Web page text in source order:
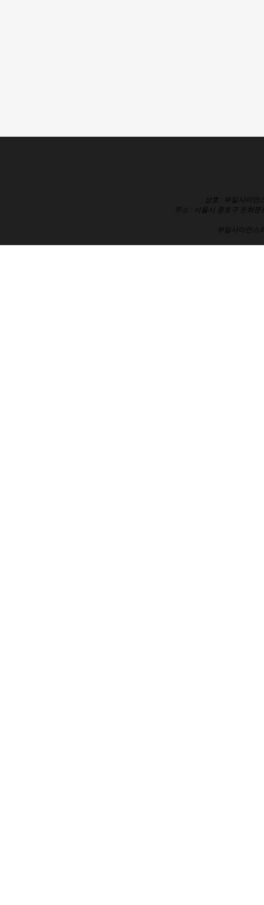
상호 : 부일사이언
주소 : 서울시 종로구 돈화
부일사이언스